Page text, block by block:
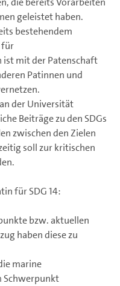
geleistet haben.
bestehendem
für
ist mit der Patenschaft
Patinnen und
der Universität
Beiträge zu den SDGs
zwischen den Zielen
soll zur kritischen
für SDG 14:
bzw. aktuellen
haben diese zu
marine
Schwerpunkt